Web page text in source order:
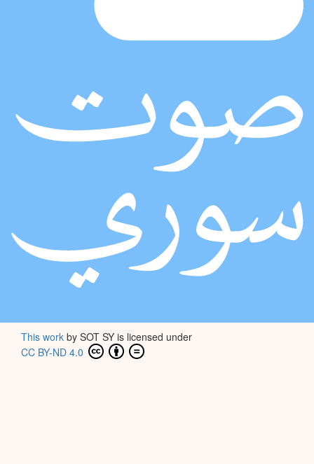
This work by SOT SY is licensed under
CC BY-ND 4.0